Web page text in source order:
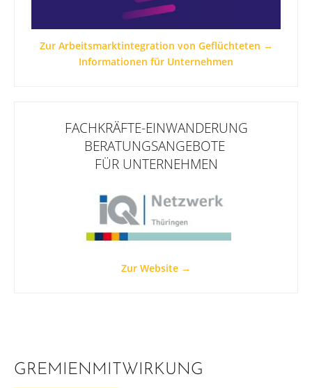
Zur Arbeitsmarktintegration von Geflüchteten →
Informationen für Unternehmen
FACHKRÄFTE-EINWANDERUNG
BERATUNGSANGEBOTE
FÜR UNTERNEHMEN
Zur Website →
GREMIENMITWIRKUNG